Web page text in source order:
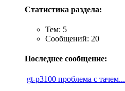
Статистика раздела:
Тем: 5
Сообщений: 20
Последнее сообщение:
gt-p3100 проблема с тачем...